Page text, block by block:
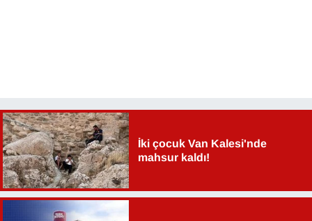
İki çocuk Van Kalesi'nde
mahsur kaldı!
TEBRİK
TEKNOLOJİ
Turizm